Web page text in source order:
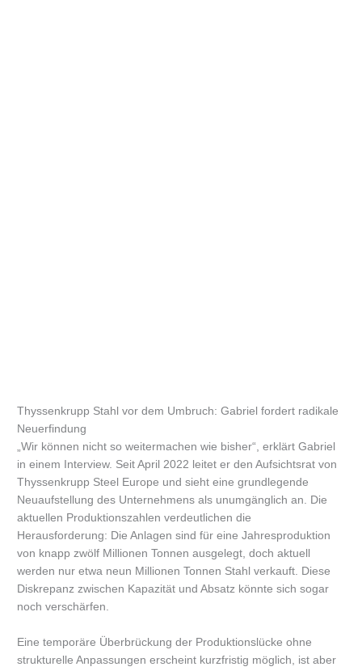
Thyssenkrupp Stahl vor dem Umbruch: Gabriel fordert radikale
Neuerfindung
„Wir können nicht so weitermachen wie bisher“, erklärt Gabriel
in einem Interview. Seit April 2022 leitet er den Aufsichtsrat von
Thyssenkrupp Steel Europe und sieht eine grundlegende
Neuaufstellung des Unternehmens als unumgänglich an. Die
aktuellen Produktionszahlen verdeutlichen die
Herausforderung: Die Anlagen sind für eine Jahresproduktion
von knapp zwölf Millionen Tonnen ausgelegt, doch aktuell
werden nur etwa neun Millionen Tonnen Stahl verkauft. Diese
Diskrepanz zwischen Kapazität und Absatz könnte sich sogar
noch verschärfen.
Eine temporäre Überbrückung der Produktionslücke ohne
strukturelle Anpassungen erscheint kurzfristig möglich, ist aber